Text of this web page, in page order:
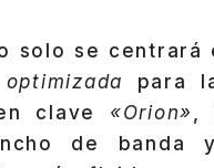
solo se centrará
para
clave «Orion»
de banda